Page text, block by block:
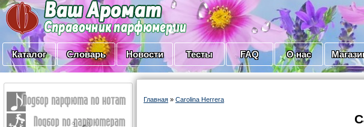
Каталог Словарь Новости Тесты FAQ О нас
Главная » Carolina Herrera